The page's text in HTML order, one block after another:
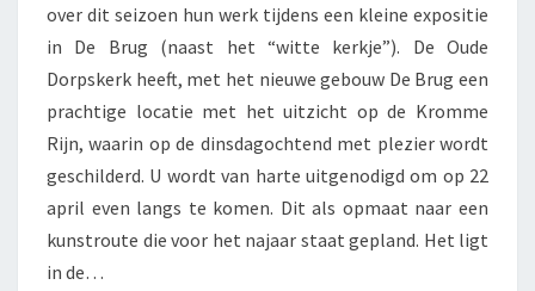
over dit seizoen hun werk tijdens een kleine expositie
in De Brug (naast het “witte kerkje”). De Oude
Dorpskerk heeft, met het nieuwe gebouw De Brug een
prachtige locatie met het uitzicht op de Kromme
Rijn, waarin op de dinsdagochtend met plezier wordt
geschilderd. U wordt van harte uitgenodigd om op 22
april even langs te komen. Dit als opmaat naar een
kunstroute die voor het najaar staat gepland. Het ligt
in de…